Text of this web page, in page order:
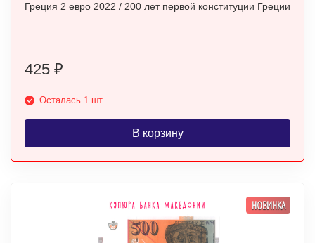
Греция 2 евро 2022 / 200 лет первой конституции Греции
425 ₽
Осталась 1 шт.
В корзину
НОВИНКА